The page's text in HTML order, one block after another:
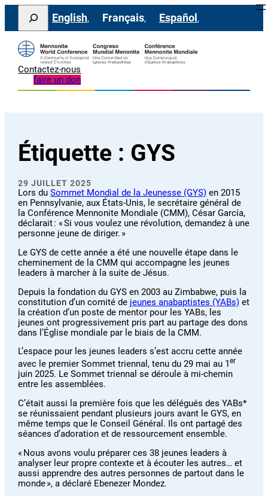
Aller
contenu
Search
English Français Español
Contactez-nous
faire un don
Étiquette : GYS
29 JUILLET 2025
Lors duSommet Mondial de la Jeunesse (GYS) en 2015
en Pennsylvanie, aux États-Unis, le secrétaire général de
la Conférence Mennonite Mondiale (CMM), César García,
déclarait : « Si vous voulez une révolution, demandez à une
personne jeune de diriger. »
Le GYS de cette année a été une nouvelle étape dans le
cheminement de la CMM qui accompagne les jeunes
leaders à marcher à la suite de Jésus.
Depuis la fondation du GYS en 2003 au Zimbabwe, puis la
constitution d’un comité de jeunes anabaptistes (YABs) et
la création d’un poste de mentor pour les YABs, les
jeunes ont progressivement pris part au partage des dons
dans l’Église mondiale par le biais de la CMM.
L’espace pour les jeunes leaders s’est accru cette année
avec le premier Sommet triennal, tenu du 29 mai au 1er
juin 2025. Le Sommet triennal se déroule à mi-chemin
entre les assemblées.
C’était aussi la première fois que les délégués des YABs*
se réunissaient pendant plusieurs jours avant le GYS, en
même temps que le Conseil Général. Ils ont partagé des
séances d’adoration et de ressourcement ensemble.
« Nous avons voulu préparer ces 38 jeunes leaders à
analyser leur propre contexte et à écouter les autres… et
aussi apprendre des autres personnes de partout dans le
monde », a déclaré Ebenezer Mondez.